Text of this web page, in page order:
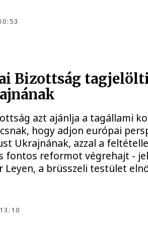
Bizottság
azt ajánlja a tagállami
hogy adjon európai
Ukrajnának, azzal a
fontos reformot végrehajt -
Leyen, a brüsszeli testület